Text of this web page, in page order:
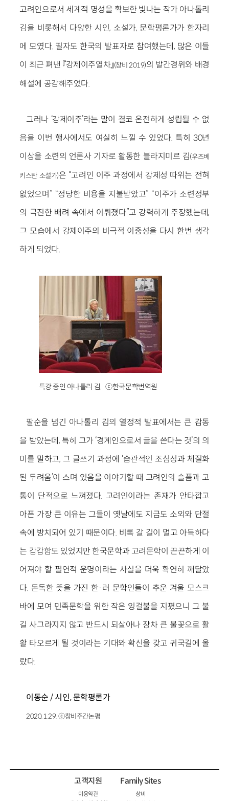
고려인으로서 세계적 명성을 확보한 빛나는 작가 아나톨리
김을 비롯해서 다양한 시인, 소설가, 문학평론가가 한자리
에 모였다. 필자도 한국의 발표자로 참여했는데, 많은 이들
이 최근 펴낸 『강제이주열차』(창비 2019)의 발간경위와 배경
해설에 공감해주었다.
그러나 ‘강제이주’라는 말이 결코 온전하게 성립될 수 없
음을 이번 행사에서도 여실히 느낄 수 있었다. 특히 30년
이상을 소련의 언론사 기자로 활동한 블라지미르 김(우즈베
키스탄 소설가)은 “고려인 이주 과정에서 강제성 따위는 전혀
없었으며” “정당한 비용을 지불받았고” “이주가 소련정부
의 극진한 배려 속에서 이뤄졌다”고 강력하게 주장했는데,
그 모습에서 강제이주의 비극적 이중성을 다시 한번 생각
하게 되었다.
특강 중인 아나톨리 김. ⓒ한국문학번역원
팔순을 넘긴 아나톨리 김의 열정적 발표에서는 큰 감동
을 받았는데, 특히 그가 ‘경계인으로서 글을 쓴다는 것’의 의
미를 말하고, 그 글쓰기 과정에 ‘습관적인 조심성과 체질화
된 두려움’이 스며 있음을 이야기할 때 고려인의 슬픔과 고
통이 단적으로 느껴졌다. 고려인이라는 존재가 안타깝고
아픈 가장 큰 이유는 그들이 옛날에도 지금도 소외와 단절
속에 방치되어 있기 때문이다. 비록 갈 길이 멀고 아득하다
는 갑갑함도 있었지만 한국문학과 고려문학이 끈끈하게 이
어져야 할 필연적 운명이라는 사실을 더욱 확연히 깨달았
다. 돈독한 뜻을 가진 한·러 문학인들이 추운 겨울 모스크
바에 모여 민족문학을 위한 작은 잉걸불을 지폈으니 그 불
길 사그라지지 않고 반드시 되살아나 장차 큰 불꽃으로 활
활 타오르게 될 것이라는 기대와 확신을 갖고 귀국길에 올
랐다.
이동순 / 시인, 문학평론가
2020.1.29. ⓒ창비주간논평
고객지원
이용약관
Family Sites
창비